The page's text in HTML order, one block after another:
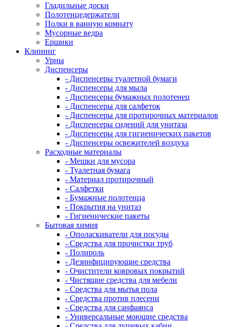
Гладильные доски
Полотенцедержатели
Полки в ванную комнату
Мусорные ведра
Ершики
Клининг
Урны
Диспенсеры
- Диспенсеры туалетной бумаги
- Диспенсеры для мыла
- Диспенсеры бумажных полотенец
- Диспенсеры для салфеток
- Диспенсеры для протирочных материалов
- Диспенсеры сидений для унитаза
- Диспенсеры для гигиенических пакетов
- Диспенсеры освежителей воздуха
Расходные материалы
- Мешки для мусора
- Туалетная бумага
- Материал протирочный
- Салфетки
- Бумажные полотенца
- Покрытия на унитаз
- Гигиенические пакеты
Бытовая химия
- Ополаскиватели для посуды
- Средства для прочистки труб
- Полироль
- Дезинфицирующие средства
- Очистители ковровых покрытий
- Чистящие средства для мебели
- Средства для мытья пола
- Средства против плесени
- Средства для санфаянса
- Универсальные моющие средства